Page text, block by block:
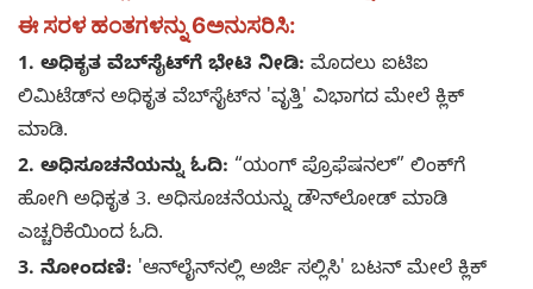
ಈ ಸರಳ ಹಂತಗಳನ್ನು 6ಅನುಸರಿಸಿ:
1. ಅಧಿಕೃತ ವೆಬ್‌ಸೈಟ್‌ಗೆ ಭೇಟಿ ನೀಡಿ: ಮೊದಲು ಐಟಿಐ
ಲಿಮಿಟೆಡ್‌ನ ಅಧಿಕೃತ ವೆಬ್‌ಸೈಟ್‌ನ 'ವೃತ್ತಿ' ವಿಭಾಗದ ಮೇಲೆ ಕ್ಲಿಕ್
ಮಾಡಿ.
2. ಅಧಿಸೂಚನೆಯನ್ನು ಓದಿ: “ಯಂಗ್ ಪ್ರೊಫೆಷನಲ್” ಲಿಂಕ್‌ಗೆ
ಹೋಗಿ ಅಧಿಕೃತ 3. ಅಧಿಸೂಚನೆಯನ್ನು ಡೌನ್‌ಲೋಡ್ ಮಾಡಿ
ಎಚ್ಚರಿಕೆಯಿಂದ ಓದಿ.
3. ನೋಂದಣಿ: 'ಆನ್‌ಲೈನ್‌ನಲ್ಲಿ ಅರ್ಜಿ ಸಲ್ಲಿಸಿ' ಬಟನ್ ಮೇಲೆ ಕ್ಲಿಕ್